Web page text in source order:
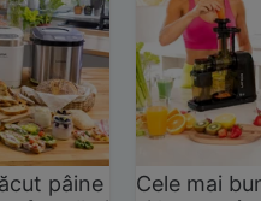
pâine
Cele mai